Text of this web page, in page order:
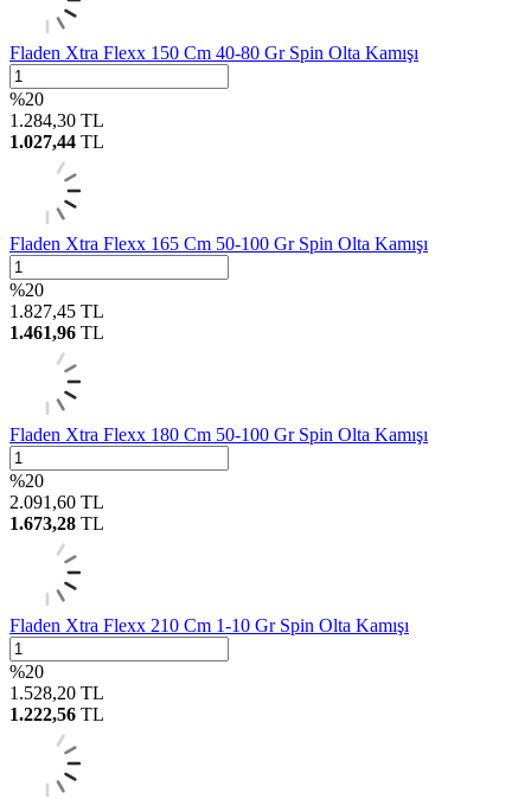
Fladen Xtra Flexx 150 Cm 40-80 Gr Spin Olta Kamışı
%20
1.284,30 TL
1.027,44 TL
Fladen Xtra Flexx 165 Cm 50-100 Gr Spin Olta Kamışı
%20
1.827,45 TL
1.461,96 TL
Fladen Xtra Flexx 180 Cm 50-100 Gr Spin Olta Kamışı
%20
2.091,60 TL
1.673,28 TL
Fladen Xtra Flexx 210 Cm 1-10 Gr Spin Olta Kamışı
%20
1.528,20 TL
1.222,56 TL